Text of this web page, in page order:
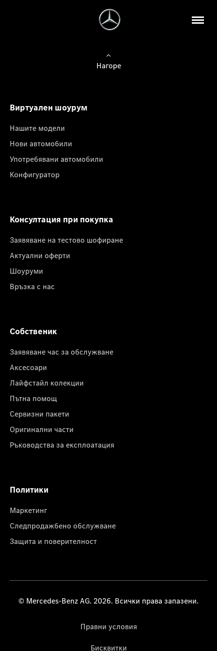
Нагоре
Виртуален шоурум
Нашите модели
Нови автомобили
Употребявани автомобили
Конфигуратор
Консултация при покупка
Заявяване на тестово шофиране
Актуални оферти
Шоуруми
Връзка с нас
Собственик
Заявяване час за обслужване
Аксесоари
Лайфстайл колекции
Пътна помощ
Сервизни пакети
Оригинални части
Ръководства за експлоатация
Политики
Маркетинг
Следпродажбено обслужване
Защита и поверителност
© Mercedes-Benz AG. 2026. Всички права запазени.
Правни условия
Бисквитки